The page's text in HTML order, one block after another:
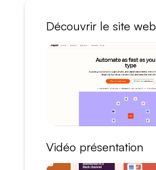
Découvrir le site web
Vidéo présentation